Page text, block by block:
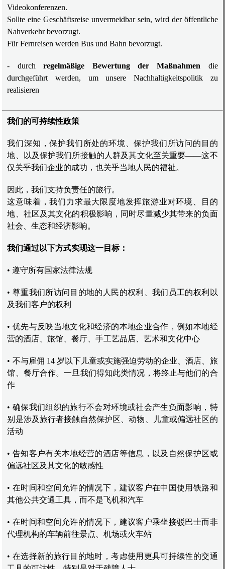
Videokonferenzen.
Sollte eine Geschäftsreise unvermeidbar sein, wird der öffentliche
Nahverkehr bevorzugt.
Für Fernreisen werden Bus und Bahn bevorzugt.
- durchregelmäßige Bewertung der Maßnahmen die
durchgeführt werden, um unsere Nachhaltigkeitspolitik zu
realisieren
我们的可持续性政策
我们深知，保护我们所处的环境、保护我们所访问的目的
地、以及保护我们所接触的人群及其文化至关重要——这不
仅关乎我们企业的成功，也关乎当地人民的福祉。
因此，我们支持负责任的旅行。
这意味着，我们力求最大限度地发挥旅游业对环境、目的
地、社区及其文化的积极影响，同时尽量减少其带来的负面
社会、生态和经济影响。
我们通过以下方式实现这一目标：
• 遵守所有国家法律法规
• 尊重我们所访问目的地的人民的权利、我们员工的权利以
及我们客户的权利
• 优先与反映当地文化和经济的本地企业合作，例如本地经
营的酒店、旅馆、餐厅、手工艺品店、艺术和文化中心
• 不与雇佣 14 岁以下儿童或实施强迫劳动的企业、酒店、旅
馆、餐厅合作。一旦我们得知此类情况，将终止与他们的合
作
• 确保我们组织的旅行不会对环境或社会产生负面影响，特
别是涉及旅行者接触自然保护区、动物、儿童或偏远社区的
活动
• 告知客户有关本地经营的酒店等信息，以及自然保护区或
偏远社区及其文化的敏感性
• 在时间和空间允许的情况下，建议客户在中国使用铁路和
其他公共交通工具，而不是飞机和汽车
• 在时间和空间允许的情况下，建议客户乘坐接驳巴士而非
代理机构的车辆前往景点、机场或火车站
• 在选择新的旅行目的地时，考虑使用更具可持续性的交通